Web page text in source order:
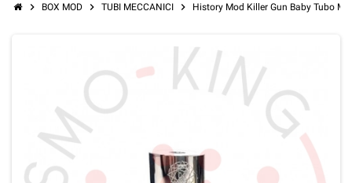
chevron_right BOX MOD chevron_right TUBI MECCANICI chevron_right History Mod Killer Gun Baby Tubo